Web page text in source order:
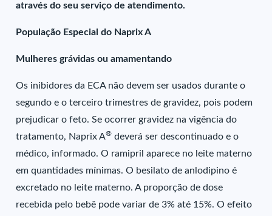
através do seu serviço de atendimento.
População Especial do Naprix A
Mulheres grávidas ou amamentando
Os inibidores da ECA não devem ser usados durante o
segundo e o terceiro trimestres de gravidez, pois podem
prejudicar o feto. Se ocorrer gravidez na vigência do
tratamento, Naprix A® deverá ser descontinuado e o
médico, informado. O ramipril aparece no leite materno
em quantidades mínimas. O besilato de anlodipino é
excretado no leite materno. A proporção de dose
recebida pelo bebê pode variar de 3% até 15%. O efeito